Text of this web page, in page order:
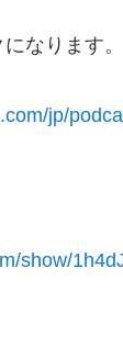
なります。
jp/
show/